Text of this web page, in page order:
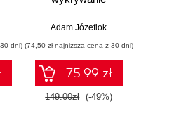
kodu (49)
(51)
dni)
Adam Józefiok
(74,50 zł najniższa cena z 30 dni)
75.99 zł
149.00zł (-49%)